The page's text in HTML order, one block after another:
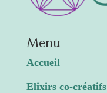
Menu
Accueil
Elixirs co-créatifs